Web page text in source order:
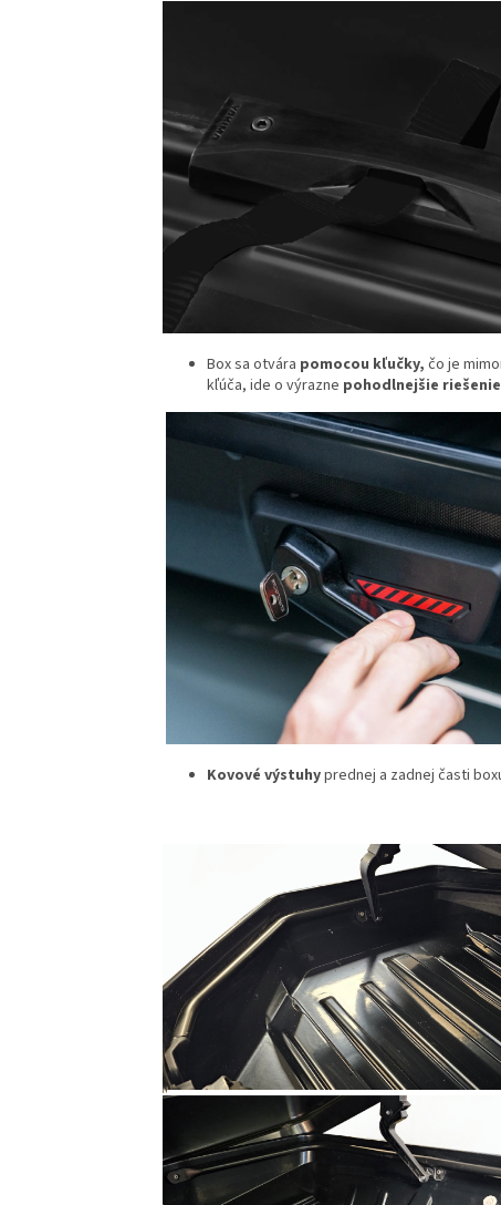
Box sa otvára pomocou kľučky, čo je
kľúča, ide o výrazne pohodlnejšie riešenie
Kovové výstuhyprednej a zadnej časti